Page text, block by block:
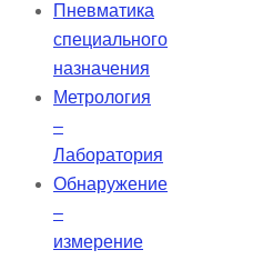
Пневматика
специального
назначения
Метрология
–
Лаборатория
Обнаружение
–
измерение